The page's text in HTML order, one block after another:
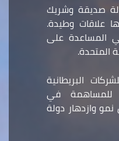
صديقة وشريك
علاقات وطيدة.
المساعدة على
المتحدة.
البريطانية
للمساهمة في
نمو وازدهار دولة